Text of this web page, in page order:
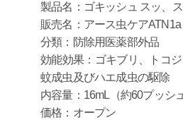
製品名：ゴキッシュ スッ、
販売名：アース虫ケアATN1a
分類：防除用医薬部外品
効能効果：ゴキブリ、トコ
蚊成虫及びハエ成虫の駆除
内容量：16mL（約60プッシ
価格：オープン